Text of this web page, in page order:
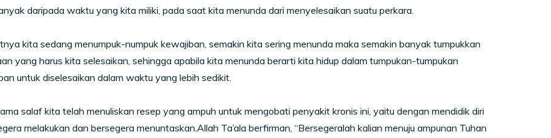
daripada waktu yang kita miliki, pada saat kita menunda dari menyelesaikan suatu perkara.
kita sedang menumpuk-numpuk kewajiban, semakin kita sering menunda maka semakin banyak tumpukkan
yang harus kita selesaikan, sehingga apabila kita menunda berarti kita hidup dalam tumpukan-tumpukan
untuk diselesaikan dalam waktu yang lebih sedikit.
salaf kita telah menuliskan resep yang ampuh untuk mengobati penyakit kronis ini, yaitu dengan mendidik diri
melakukan dan bersegera menuntaskan.Allah Ta’ala berfirman, “Bersegeralah kalian menuju ampunan Tuhan